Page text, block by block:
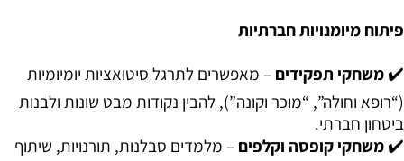
פיתוח מיומנויות חברתיות
✔️ משחקי תפקידים – מאפשרים לתרגל סיטואציות יומיומיות
(“רופא וחולה”, “מוכר וקונה”), להבין נקודות מבט שונות ולבנות
ביטחון חברתי.
✔️ משחקי קופסה וקלפים – מלמדים סבלנות, תורנויות, שיתוף